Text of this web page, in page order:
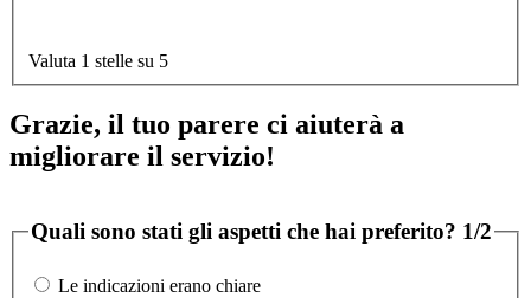
Valuta 1 stelle su 5
Grazie, il tuo parere ci aiuterà a
migliorare il servizio!
Quali sono stati gli aspetti che hai preferito? 1/2
Le indicazioni erano chiare